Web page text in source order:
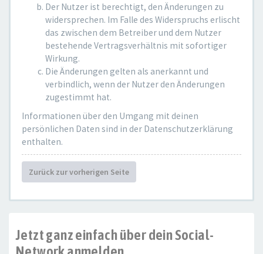
Der Nutzer ist berechtigt, den Änderungen zu
widersprechen. Im Falle des Widerspruchs erlischt
das zwischen dem Betreiber und dem Nutzer
bestehende Vertragsverhältnis mit sofortiger
Wirkung.
Die Änderungen gelten als anerkannt und
verbindlich, wenn der Nutzer den Änderungen
zugestimmt hat.
Informationen über den Umgang mit deinen
persönlichen Daten sind in der Datenschutzerklärung
enthalten.
Zurück zur vorherigen Seite
Jetzt ganz einfach über dein Social-